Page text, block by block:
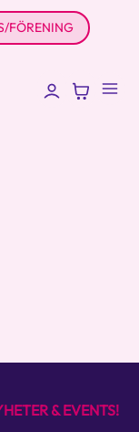
FÖRENING
& EVENTS!